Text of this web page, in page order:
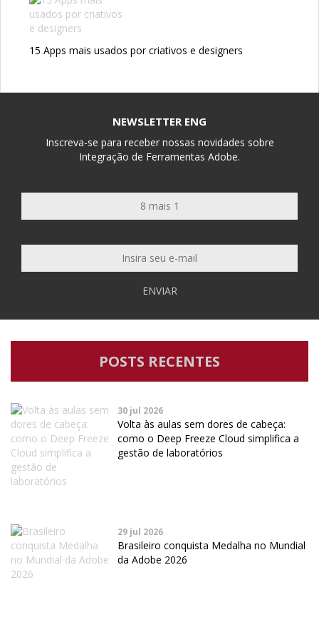
15 Apps mais usados por criativos e designers
NEWSLETTER ENG
Inscreva-se para receber nossas novidades sobre
Integração de Ferramentas Adobe.
ENVIAR
POSTS RECENTES
30 jul 2026
Volta às aulas sem dores de cabeça:
como o Deep Freeze Cloud simplifica a
gestão de laboratórios
29 jul 2026
Brasileiro conquista Medalha no Mundial
da Adobe 2026